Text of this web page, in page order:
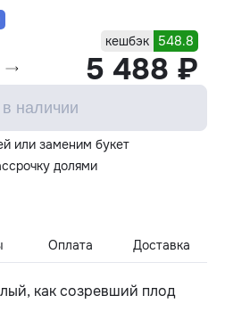
кешбэк
548.8
5 488 ₽
наличии
или заменим букет
долями
Оплата Доставка
как созревший плод